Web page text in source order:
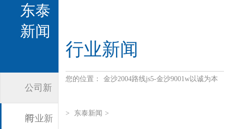
东泰
新闻
公司新
闻
行业新
行业新闻
您的位置： 金沙2004路线js5-金沙9001w以诚为本
> 东泰新闻 >